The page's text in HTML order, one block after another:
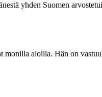
yhden Suomen
aloilla. Hän on